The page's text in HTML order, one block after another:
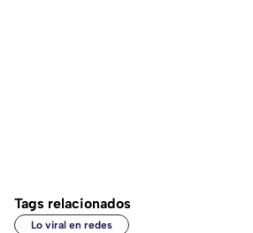
Tags relacionados
Lo viral en redes